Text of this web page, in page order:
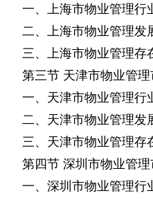
一、上海市物业管理行
二、上海市物业管理发
三、上海市物业管理存
第三节 天津市物业管
一、天津市物业管理行
二、天津市物业管理发
三、天津市物业管理存
第四节 深圳市物业管
一、深圳市物业管理行